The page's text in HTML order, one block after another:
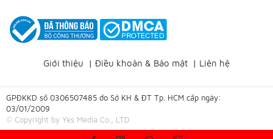
Giới thiệu | Điều khoản & Bảo mật | Liên hệ
GPĐKKD số 0306507485 do Sở KH & ĐT Tp. HCM cấp ngày:
03/01/2009
© Copyright by Yes Media Co., LTD